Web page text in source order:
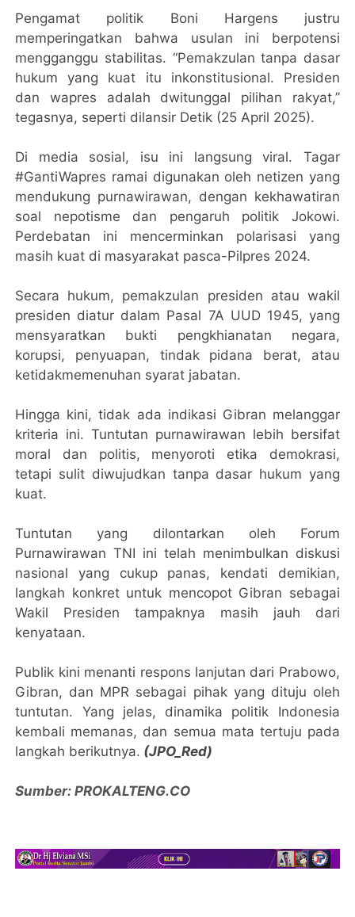
Pengamat politik Boni Hargens justru
memperingatkan bahwa usulan ini berpotensi
mengganggu stabilitas. “Pemakzulan tanpa dasar
hukum yang kuat itu inkonstitusional. Presiden
dan wapres adalah dwitunggal pilihan rakyat,”
tegasnya, seperti dilansir Detik (25 April 2025).
Di media sosial, isu ini langsung viral. Tagar
#GantiWapres ramai digunakan oleh netizen yang
mendukung purnawirawan, dengan kekhawatiran
soal nepotisme dan pengaruh politik Jokowi.
Perdebatan ini mencerminkan polarisasi yang
masih kuat di masyarakat pasca-Pilpres 2024.
Secara hukum, pemakzulan presiden atau wakil
presiden diatur dalam Pasal 7A UUD 1945, yang
mensyaratkan bukti pengkhianatan negara,
korupsi, penyuapan, tindak pidana berat, atau
ketidakmemenuhan syarat jabatan.
Hingga kini, tidak ada indikasi Gibran melanggar
kriteria ini. Tuntutan purnawirawan lebih bersifat
moral dan politis, menyoroti etika demokrasi,
tetapi sulit diwujudkan tanpa dasar hukum yang
kuat.
Tuntutan yang dilontarkan oleh Forum
Purnawirawan TNI ini telah menimbulkan diskusi
nasional yang cukup panas, kendati demikian,
langkah konkret untuk mencopot Gibran sebagai
Wakil Presiden tampaknya masih jauh dari
kenyataan.
Publik kini menanti respons lanjutan dari Prabowo,
Gibran, dan MPR sebagai pihak yang dituju oleh
tuntutan. Yang jelas, dinamika politik Indonesia
kembali memanas, dan semua mata tertuju pada
langkah berikutnya. (JPO_Red)
Sumber: PROKALTENG.CO